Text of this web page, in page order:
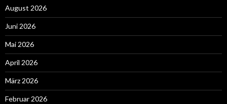
August 2026
Juni 2026
Mai 2026
April 2026
März 2026
Februar 2026